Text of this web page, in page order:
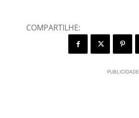
COMPARTILHE:
PUBLICIDADE